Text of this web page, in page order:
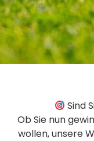
Sind
Ob Sie nun
wollen, unsere